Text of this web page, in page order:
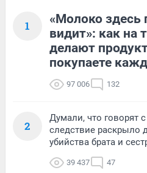
1
«Молоко здесь
видит»: как на
делают
покупаете
97 006 132
2
Думали, что говорят
следствие раскрыло
убийства брата и
39 437 47